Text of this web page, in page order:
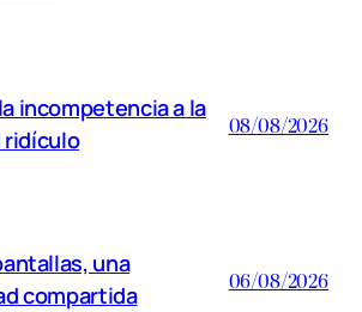
incompetencia a la
ridículo
08/08/2026
una
compartida
06/08/2026